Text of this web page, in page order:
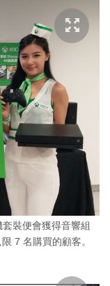
裝便會獲得音響組
7 名購買的顧客。